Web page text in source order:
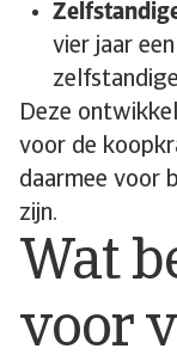
vier jaar
Deze
voor de
daarmee voor
zijn.
Wat
voor